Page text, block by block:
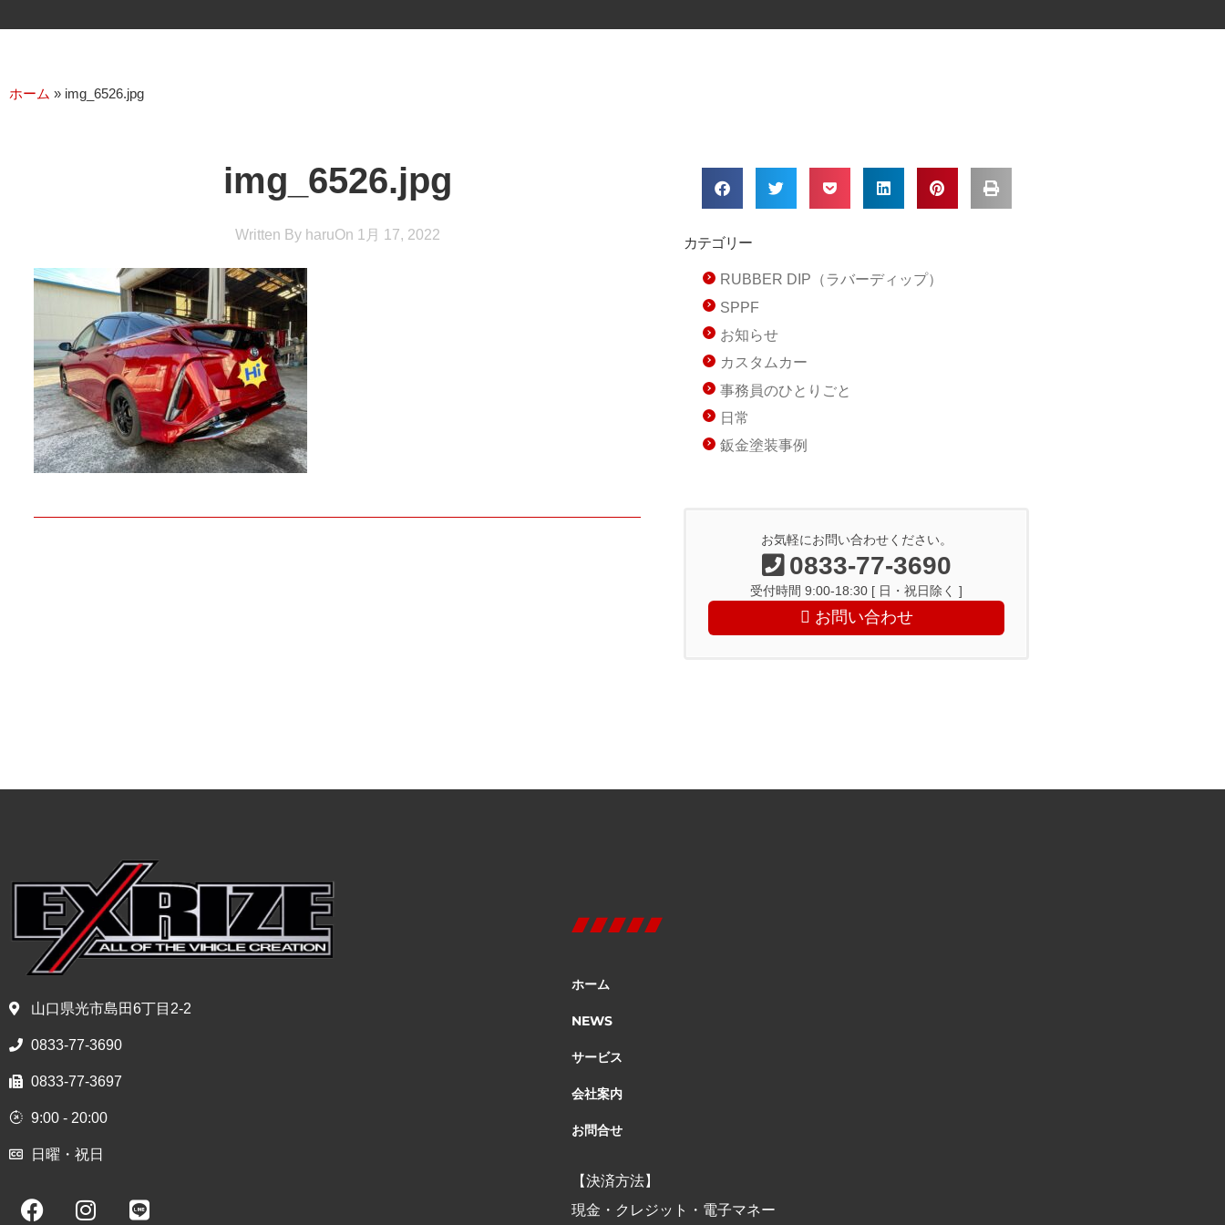
ホーム » img_6526.jpg
img_6526.jpg
Written ByharuOn 1月 17, 2022
カテゴリー
RUBBER DIP（ラバーディップ）
SPPF
お知らせ
カスタムカー
事務員のひとりごと
日常
鈑金塗装事例
お気軽にお問い合わせください。
0833-77-3690
受付時間 9:00-18:30 [ 日・祝日除く ]
お問い合わせ
山口県光市島田6丁目2-2
0833-77-3690
0833-77-3697
9:00 - 20:00
日曜・祝日
ホーム
NEWS
サービス
会社案内
お問合せ
【決済方法】
現金・クレジット・電子マネー